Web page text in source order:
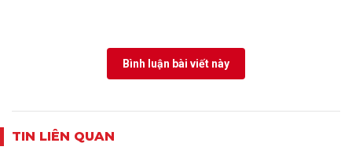
Bình luận bài viết này
TIN LIÊN QUAN